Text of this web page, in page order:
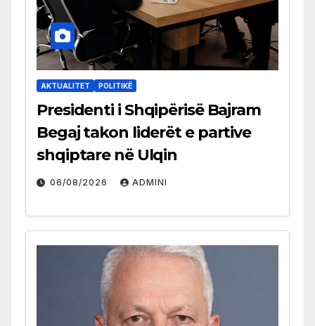
AKTUALITET POLITIKË
Presidenti i Shqipërisë Bajram
Begaj takon liderët e partive
shqiptare në Ulqin
06/08/2026 ADMINI